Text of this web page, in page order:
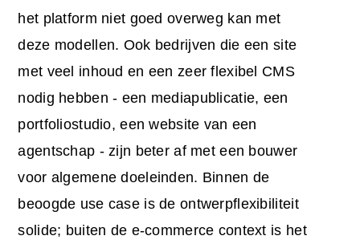
het platform niet goed overweg kan met
deze modellen. Ook bedrijven die een site
met veel inhoud en een zeer flexibel CMS
nodig hebben - een mediapublicatie, een
portfoliostudio, een website van een
agentschap - zijn beter af met een bouwer
voor algemene doeleinden. Binnen de
beoogde use case is de ontwerpflexibiliteit
solide; buiten de e-commerce context is het